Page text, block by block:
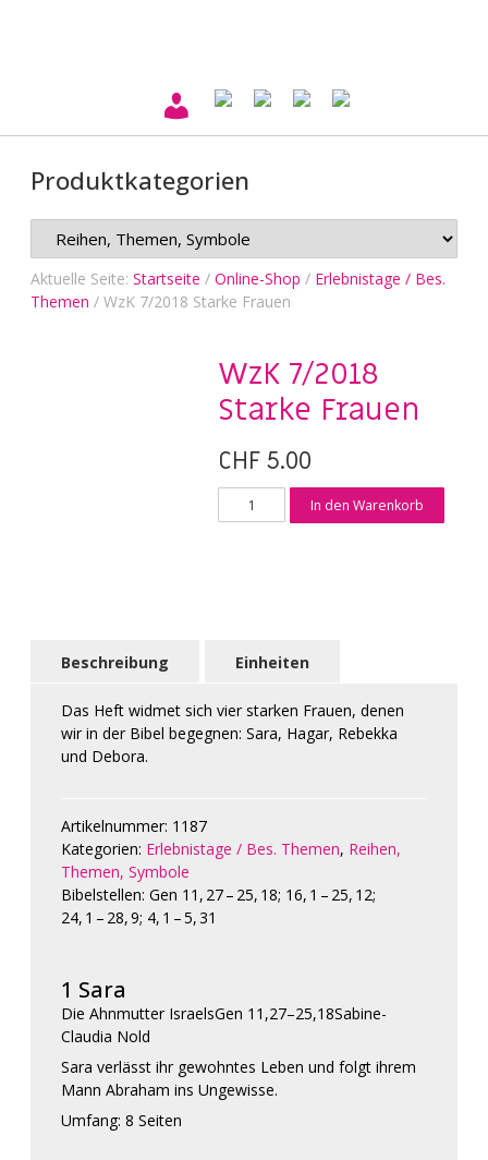
Produktkategorien
Aktuelle Seite: Startseite / Online-Shop / Erlebnistage / Bes.
Themen / WzK 7/2018 Starke Frauen
WzK 7/2018
Starke Frauen
CHF 5.00
7/2018
In den Warenkorb
Beschreibung Einheiten
Das Heft widmet sich vier starken Frauen, denen
wir in der Bibel begegnen: Sara, Hagar, Rebekka
und Debora.
Artikelnummer: 1187
Kategorien: Erlebnistage / Bes. Themen, Reihen,
Themen, Symbole
Bibelstellen: Gen 11, 27 – 25, 18; 16, 1 – 25, 12;
24, 1 – 28, 9; 4, 1 – 5, 31
1 Sara
Die Ahnmutter IsraelsGen 11,27–25,18Sabine-
Claudia Nold
Sara verlässt ihr gewohntes Leben und folgt ihrem
Mann Abraham ins Ungewisse.
Umfang: 8 Seiten